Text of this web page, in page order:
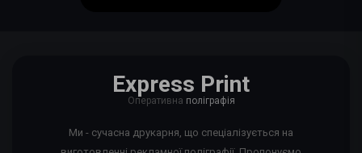
Express Print
Оперативна поліграфія
Ми - сучасна друкарня, що спеціалізується на